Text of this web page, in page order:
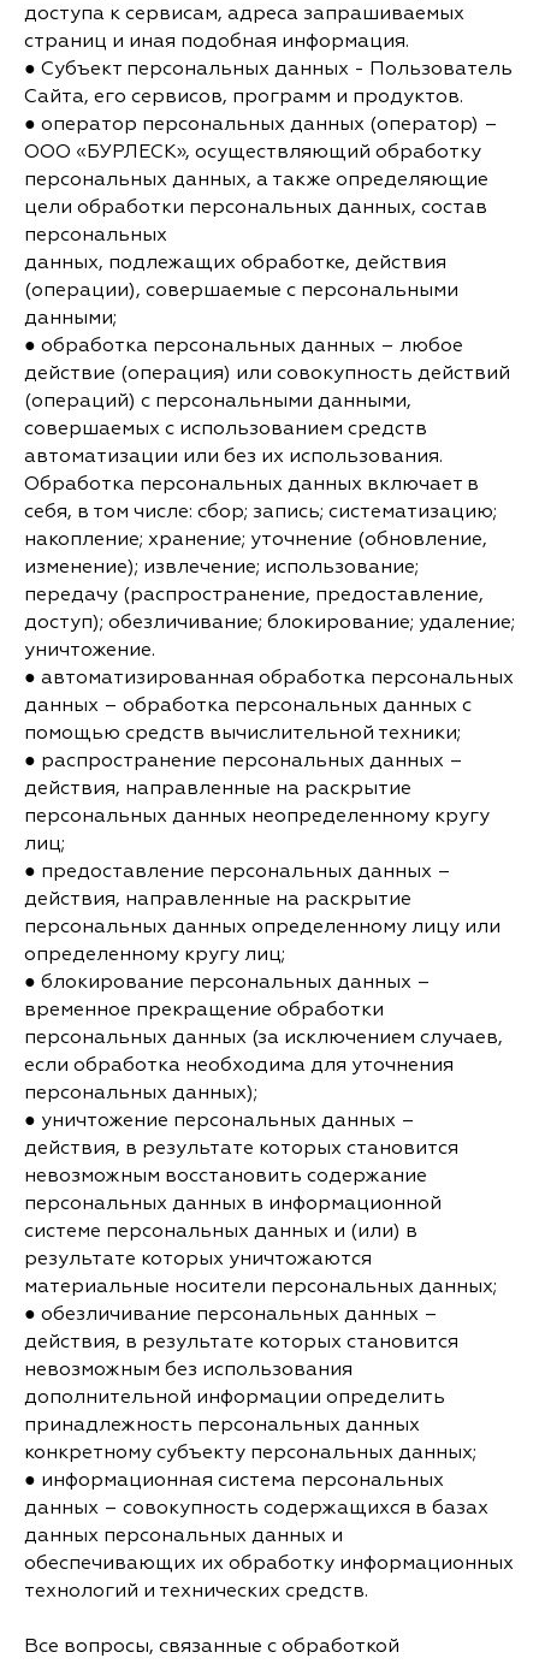
доступа к сервисам, адреса запрашиваемых
страниц и иная подобная информация.
● Субъект персональных данных - Пользователь
Сайта, его сервисов, программ и продуктов.
● оператор персональных данных (оператор) –
ООО «БУРЛЕСК», осуществляющий обработку
персональных данных, а также определяющие
цели обработки персональных данных, состав
персональных
данных, подлежащих обработке, действия
(операции), совершаемые с персональными
данными;
● обработка персональных данных – любое
действие (операция) или совокупность действий
(операций) с персональными данными,
совершаемых с использованием средств
автоматизации или без их использования.
Обработка персональных данных включает в
себя, в том числе: сбор; запись; систематизацию;
накопление; хранение; уточнение (обновление,
изменение); извлечение; использование;
передачу (распространение, предоставление,
доступ); обезличивание; блокирование; удаление;
уничтожение.
● автоматизированная обработка персональных
данных – обработка персональных данных с
помощью средств вычислительной техники;
● распространение персональных данных –
действия, направленные на раскрытие
персональных данных неопределенному кругу
лиц;
● предоставление персональных данных –
действия, направленные на раскрытие
персональных данных определенному лицу или
определенному кругу лиц;
● блокирование персональных данных –
временное прекращение обработки
персональных данных (за исключением случаев,
если обработка необходима для уточнения
персональных данных);
● уничтожение персональных данных –
действия, в результате которых становится
невозможным восстановить содержание
персональных данных в информационной
системе персональных данных и (или) в
результате которых уничтожаются
материальные носители персональных данных;
● обезличивание персональных данных –
действия, в результате которых становится
невозможным без использования
дополнительной информации определить
принадлежность персональных данных
конкретному субъекту персональных данных;
● информационная система персональных
данных – совокупность содержащихся в базах
данных персональных данных и
обеспечивающих их обработку информационных
технологий и технических средств.
Все вопросы, связанные с обработкой